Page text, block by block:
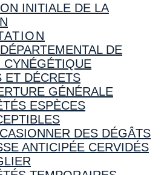
INITIALE DE LA
DE
CYNÉGÉTIQUE
ET DÉCRETS
GÉNÉRALE
ESPÈCES
DES DÉGÂTS
ANTICIPÉE CERVIDÉS